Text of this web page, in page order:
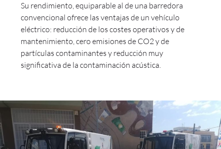
Su rendimiento, equiparable al de una barredora
convencional ofrece las ventajas de un vehículo
eléctrico: reducción de los costes operativos y de
mantenimiento, cero emisiones de CO2 y de
partículas contaminantes y reducción muy
significativa de la contaminación acústica.